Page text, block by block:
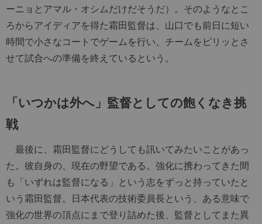
ーニョとアマル・オシムだけだそうだ）。そのようなとこ
ろからアイディアを得た霜田監督は、山口でも前日に短い
時間で小さなコートでゲームを行い、チームをピリッとさ
せて試合への準備を終えているという。
「いつかは外へ」監督としての飽くなき挑
戦
最後に、霜田監督にどうしても訊いてみたいことがあっ
た。彼自身の、現在の野望である。強化に携わってきた間
も「いずれは監督になる」という志をずっと持っていたと
いう霜田監督。日本代表の技術委員長という、ある意味で
強化の世界の頂点にまで登り詰めた後、監督としてまた異